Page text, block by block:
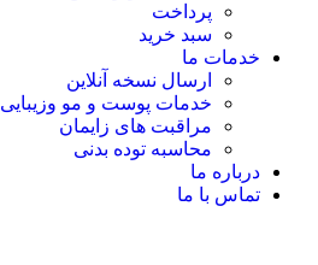
پرداخت
سبد خرید
خدمات ما
ارسال نسخه آنلاین
خدمات پوست و مو وزیبایی
مراقبت های زایمان
محاسبه توده بدنی
درباره ما
تماس با ما